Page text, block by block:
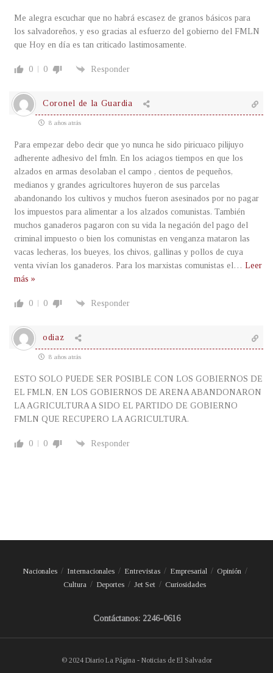
Me alegra escuchar que no habrá escasez de granos básicos para
los salvadoreños, y eso gracias al esfuerzo del gobierno del FMLN
que Hoy en día es tan criticado lastimosamente.
0 0 Responder
Coronel de la Guardia
8 años atrás
Para empezar debo decir que yo nunca he sido piricuaco pilijuyo
adherente adhesivo del fmln. En los aciagos tiempos en que los
alzados en armas desolaban el campo , cientos de pequeños,
medianos y grandes agricultores huyeron de sus parcelas
abandonando los cultivos y muchos fueron asesinados por no pagar
los impuestos para alimentar a los alzados comunistas. También
muchos ganaderos pagaron con su vida la negación del pago del
criminal impuesto o bien los comunistas en venganza mataron las
vacas lecheras, los bueyes, los chivos, gallinas y pollos de cuya
venta vivían los ganaderos. Para los marxistas comunistas el … Leer
más »
0 0 Responder
odiaz
8 años atrás
ESTO SOLO PUEDE SER POSIBLE CON LOS GOBIERNOS DE
EL FMLN, EN LOS GOBIERNOS DE ARENA ABANDONARON
LA AGRICULTURA A SIDO EL PARTIDO DE GOBIERNO
FMLN QUE RECUPERO LA AGRICULTURA.
0 0 Responder
Nacionales Internacionales Entrevistas Empresarial
Opinión
Cultura
Deportes Jet Set Curiosidades
Contáctanos: 2246-0616
© 2024 Diario La Página - Noticias de El Salvador